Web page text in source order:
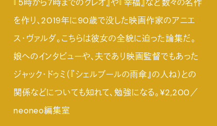
『5時から7時までのクレオ』や『幸福』など数々の名作
を作り、2019年に90歳で没した映画作家のアニエ
ス・ヴァルダ。こちらは彼女の全貌に迫った論集だ。
娘へのインタビューや、夫であり映画監督でもあった
ジャック・ドゥミ（『シェルブールの雨傘』の人ね）との
関係などについても知れて、勉強になる。¥2,200／
neoneo編集室